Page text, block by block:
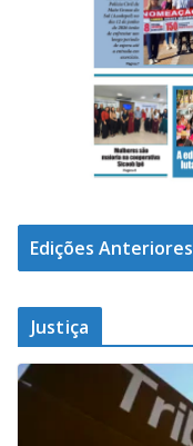
Edições Anteriores
Justiça